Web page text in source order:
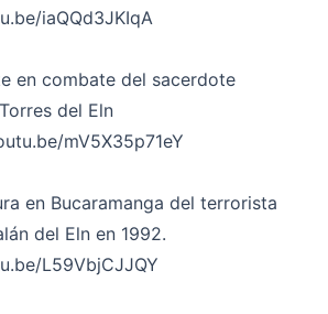
iaQQd3JKIqA
en combate del sacerdote
del Eln
mV5X35p71eY
en Bucaramanga del terrorista
del Eln en 1992.
L59VbjCJJQY